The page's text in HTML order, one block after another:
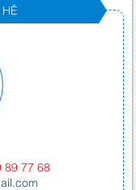
89 77 68